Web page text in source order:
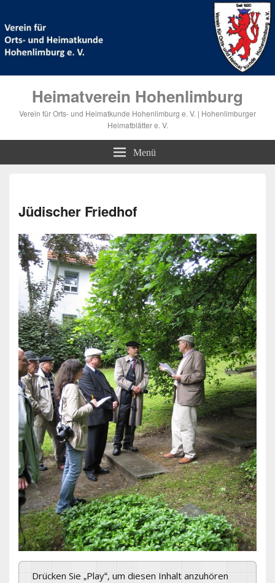
Heimatverein Hohenlimburg
Verein für Orts- und Heimatkunde Hohenlimburg e. V. | Hohenlimburger
Heimatblätter e. V.
Menü
Jüdischer Friedhof
Drücken Sie „Play“, um diesen Inhalt anzuhören